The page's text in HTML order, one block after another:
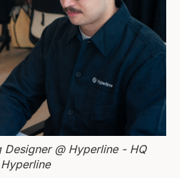
Designer @ Hyperline - HQ
Hyperline